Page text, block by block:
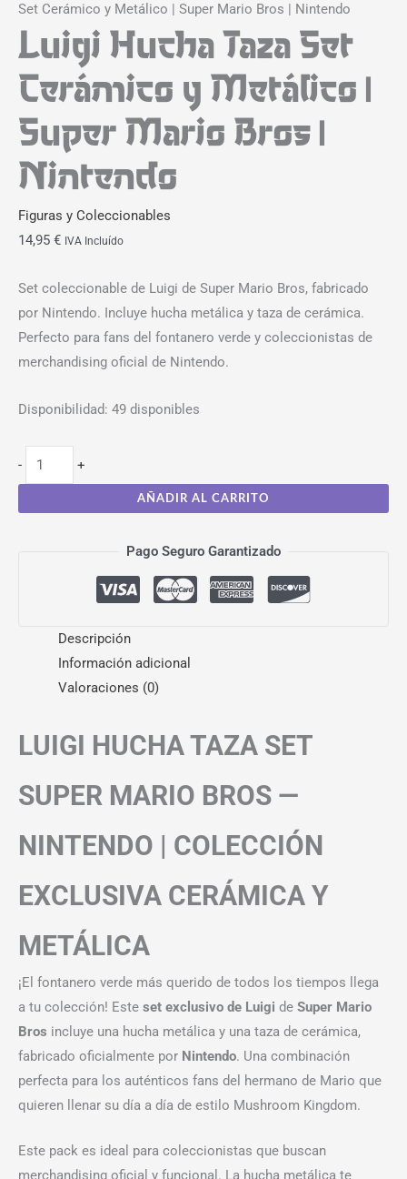
Set Cerámico y Metálico | Super Mario Bros | Nintendo
Luigi Hucha Taza Set
Cerámico y Metálico |
Super Mario Bros |
Nintendo
Figuras y Coleccionables
14,95 € IVA Incluído
Set coleccionable de Luigi de Super Mario Bros, fabricado
por Nintendo. Incluye hucha metálica y taza de cerámica.
Perfecto para fans del fontanero verde y coleccionistas de
merchandising oficial de Nintendo.
Disponibilidad: 49 disponibles
- +
AÑADIR AL CARRITO
Pago Seguro Garantizado
Descripción
Información adicional
Valoraciones (0)
LUIGI HUCHA TAZA SET
SUPER MARIO BROS —
NINTENDO | COLECCIÓN
EXCLUSIVA CERÁMICA Y
METÁLICA
¡El fontanero verde más querido de todos los tiempos llega
a tu colección! Este set exclusivo de Luigi de Super Mario
Bros incluye una hucha metálica y una taza de cerámica,
fabricado oficialmente por Nintendo. Una combinación
perfecta para los auténticos fans del hermano de Mario que
quieren llenar su día a día de estilo Mushroom Kingdom.
Este pack es ideal para coleccionistas que buscan